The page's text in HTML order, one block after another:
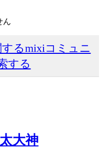
ん
するmixiコミュニ
する
大神